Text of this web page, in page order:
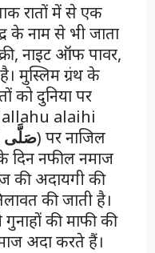
रातों में से एक
के नाम से भी जाता
नाइट ऑफ पावर,
मुस्लिम ग्रंथ के
को दुनिया पर
alaihi
صَلَّى) पर नाजिल
दिन नफील नमाज
की अदायगी की
की जाती है।
की माफी की
अदा करते हैं।